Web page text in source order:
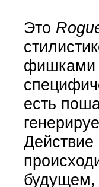
Это
фишками
есть
Действие
будущем,